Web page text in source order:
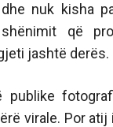
nuk kisha
që
jashtë derës.
publike
virale. Por atij